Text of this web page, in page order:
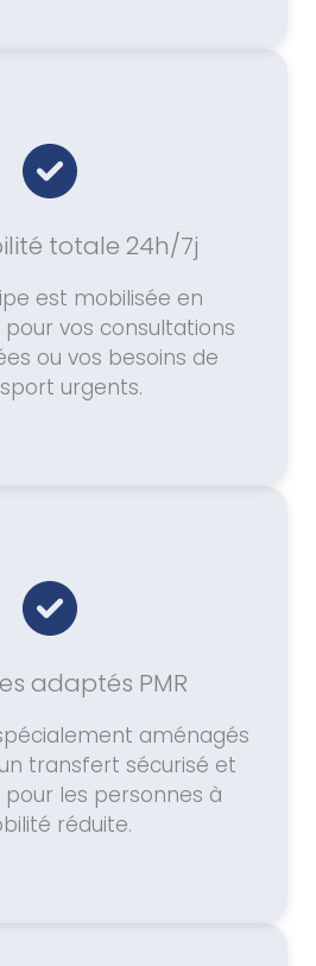
totale 24h/7j
est mobilisée en
vos consultations
ou vos besoins de
urgents.
adaptés PMR
aménagés
transfert sécurisé et
les personnes à
réduite.